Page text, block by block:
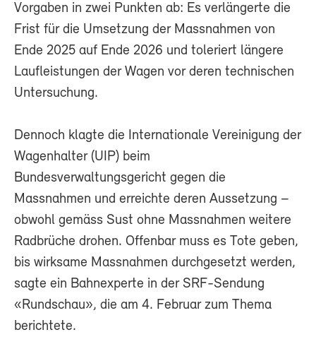
Vorgaben in zwei Punkten ab: Es verlängerte die
Frist für die Umsetzung der Massnahmen von
Ende 2025 auf Ende 2026 und toleriert längere
Laufleistungen der Wagen vor deren technischen
Untersuchung.
Dennoch klagte die Internationale Vereinigung der
Wagenhalter (UIP) beim
Bundesverwaltungsgericht gegen die
Massnahmen und erreichte deren Aussetzung –
obwohl gemäss Sust ohne Massnahmen weitere
Radbrüche drohen. Offenbar muss es Tote geben,
bis wirksame Massnahmen durchgesetzt werden,
sagte ein Bahnexperte in der SRF-Sendung
«Rundschau», die am 4. Februar zum Thema
berichtete.